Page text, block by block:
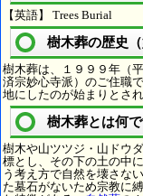
【英語】 Trees Burial
樹木葬の歴史（
樹木葬は、１９９９年（
済宗妙心寺派）のご住職
地にしたのが始まりとされ
樹木葬とは何
樹木や山ツツジ・山ドウ
標とし、その下の土の中
う考え方で自然を壊さな
た墓石がないため宗教に